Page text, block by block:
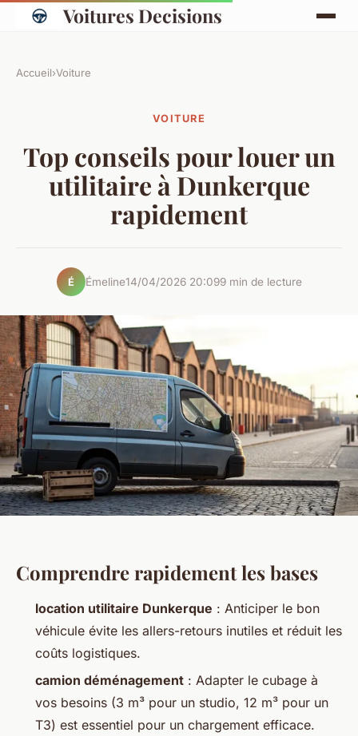
Voitures Decisions
Accueil›Voiture
VOITURE
Top conseils pour louer un
utilitaire à Dunkerque
rapidement
É Émeline14/04/2026 20:099 min de lecture
Comprendre rapidement les bases
location utilitaire Dunkerque : Anticiper le bon
véhicule évite les allers-retours inutiles et réduit les
coûts logistiques.
camion déménagement : Adapter le cubage à
vos besoins (3 m³ pour un studio, 12 m³ pour un
T3) est essentiel pour un chargement efficace.